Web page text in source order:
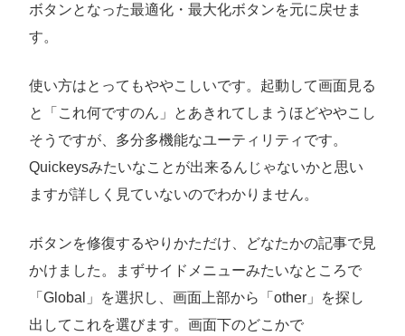
ボタンとなった最適化・最大化ボタンを元に戻せま
す。
使い方はとってもややこしいです。起動して画面見る
と「これ何ですのん」とあきれてしまうほどややこし
そうですが、多分多機能なユーティリティです。
Quickeysみたいなことが出来るんじゃないかと思い
ますが詳しく見ていないのでわかりません。
ボタンを修復するやりかただけ、どなたかの記事で見
かけました。まずサイドメニューみたいなところで
「Global」を選択し、画面上部から「other」を探し
出してこれを選びます。画面下のどこかで